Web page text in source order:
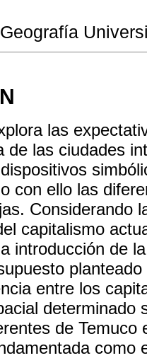
las
de las ciudades
con ello las
Considerando
capitalismo
introducción de
entre los
determinado
de
como